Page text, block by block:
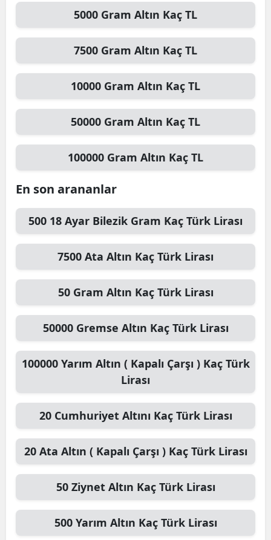
5000 Gram Altın Kaç TL
7500 Gram Altın Kaç TL
10000 Gram Altın Kaç TL
50000 Gram Altın Kaç TL
100000 Gram Altın Kaç TL
En son arananlar
500 18 Ayar Bilezik Gram Kaç Türk Lirası
7500 Ata Altın Kaç Türk Lirası
50 Gram Altın Kaç Türk Lirası
50000 Gremse Altın Kaç Türk Lirası
100000 Yarım Altın ( Kapalı Çarşı )Kaç Türk
Lirası
20 Cumhuriyet Altını Kaç Türk Lirası
20 Ata Altın ( Kapalı Çarşı )Kaç Türk Lirası
50 Ziynet Altın Kaç Türk Lirası
500 Yarım Altın Kaç Türk Lirası